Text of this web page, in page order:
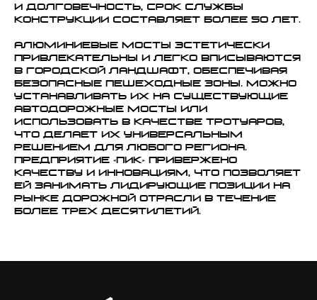
и долговечность, срок службы
конструкции составляет более 50 лет.
Алюминиевые мосты эстетически
привлекательны и легко вписываются
в городской ландшафт, обеспечивая
безопасные пешеходные зоны. Можно
устанавливать их на существующие
автодорожные мосты или
использовать в качестве тротуаров,
что делает их универсальным
решением для любого региона.
Предприятие «ПИК» привержено
качеству и инновациям, что позволяет
ей занимать лидирующие позиции на
рынке дорожной отрасли в течение
более трех десятилетий.